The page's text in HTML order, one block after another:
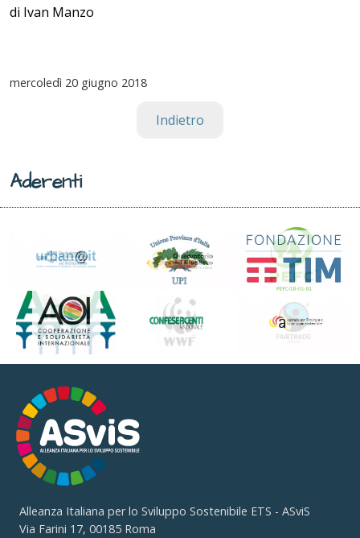
di Ivan Manzo
mercoledì 20 giugno 2018
Indietro
Aderenti
Alleanza Italiana per lo Sviluppo Sostenibile ETS - ASviS
Via Farini 17, 00185 Roma